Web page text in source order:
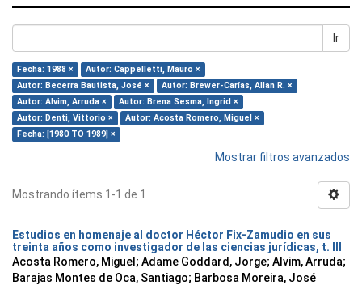
Ir
Fecha: 1988 ×
Autor: Cappelletti, Mauro ×
Autor: Becerra Bautista, José ×
Autor: Brewer-Carías, Allan R. ×
Autor: Alvim, Arruda ×
Autor: Brena Sesma, Ingrid ×
Autor: Denti, Vittorio ×
Autor: Acosta Romero, Miguel ×
Fecha: [1980 TO 1989] ×
Mostrar filtros avanzados
Mostrando ítems 1-1 de 1
Estudios en homenaje al doctor Héctor Fix-Zamudio en sus
treinta años como investigador de las ciencias jurídicas, t. III
Acosta Romero, Miguel; Adame Goddard, Jorge; Alvim, Arruda;
Barajas Montes de Oca, Santiago; Barbosa Moreira, José